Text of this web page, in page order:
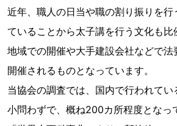
近年、職人の日当や職の割り振りを行
ていることから太子講を行う文化も比
地域での開催や大手建設会社などで法
開催されるものとなっています。
当協会の調査では、国内で行われて
小問わずで、概ね200カ所程度となっ